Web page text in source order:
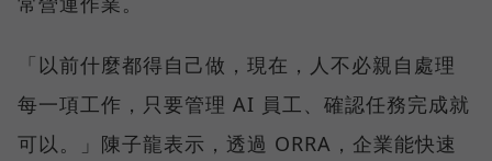
「以前什麼都得自己做，現在，人不必親自處理
每一項工作，只要管理 AI 員工、確認任務完成就
可以。」陳子龍表示，透過 ORRA，企業能快速